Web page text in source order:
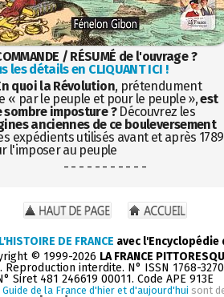
/ RÉSUMÉ de l'ouvrage ?
les détails en CLIQUANT ICI !
quoi la Révolution, prétendument
« par le peuple et pour le peuple »,est
sombre imposture ?Découvrez les
anciennes de ce bouleversement
expédients utilisés avant et après 1789
l'imposer au peuple
- - - - - - - - - - -
L'HISTOIRE DE FRANCE avec
© 1999-2026 LA FRANCE
interdite. N° ISSN 1768-
Siret 481 246619 00011. Code APE 913E
Guide de la France d'hier et d'aujourd'hui sont